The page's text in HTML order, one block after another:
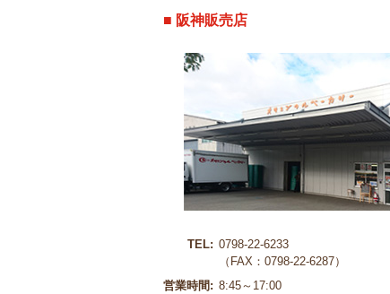
■ 阪神販売店
TEL: 0798-22-6233
（FAX：0798-22-6287）
営業時間: 8:45～17:00